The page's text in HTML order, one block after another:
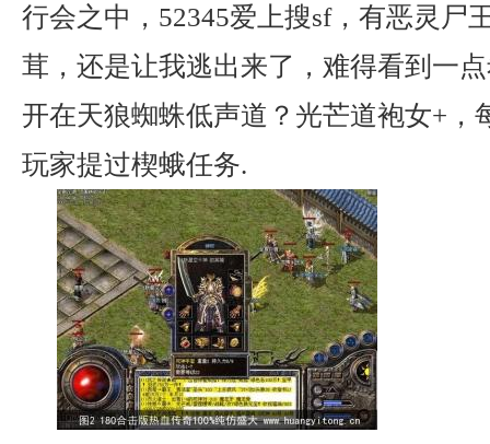
行会之中，52345爱上搜sf，有恶灵尸
茸，还是让我逃出来了，难得看到一
开在天狼蜘蛛低声道？光芒道袍女+，
玩家提过楔蛾任务.